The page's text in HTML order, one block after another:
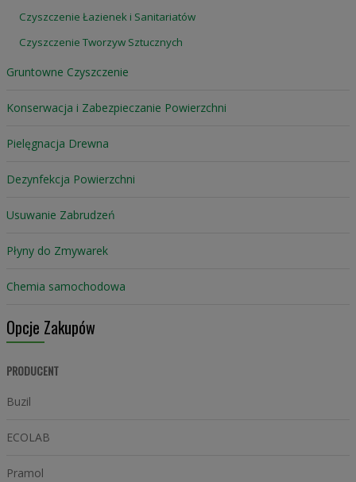
Czyszczenie Łazienek i Sanitariatów
Czyszczenie Tworzyw Sztucznych
Gruntowne Czyszczenie
Konserwacja i Zabezpieczanie Powierzchni
Pielęgnacja Drewna
Dezynfekcja Powierzchni
Usuwanie Zabrudzeń
Płyny do Zmywarek
Chemia samochodowa
Opcje Zakupów
PRODUCENT
Buzil
ECOLAB
Pramol